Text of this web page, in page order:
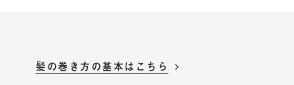
髪の巻き方の基本はこちら